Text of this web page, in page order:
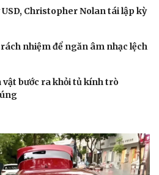
Podcast
USD, Christopher Nolan tái lập kỳ
nhiệm để ngăn âm nhạc lệch
vật bước ra khỏi tủ kính trò